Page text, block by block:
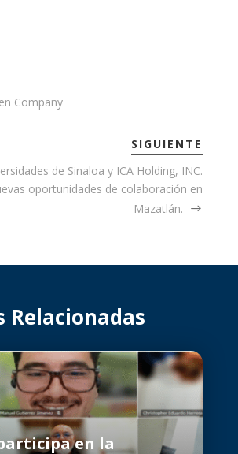
Company
SIGUIENTE
de Sinaloa y ICA Holding, INC.
oportunidades de colaboración en
Mazatlán.
Relacionadas
en la